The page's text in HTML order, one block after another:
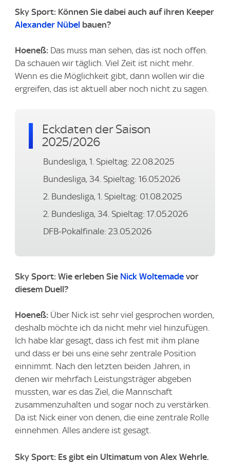
Sky Sport: Können Sie dabei auch auf ihren Keeper
Alexander Nübel bauen?
Hoeneß: Das muss man sehen, das ist noch offen.
Da schauen wir täglich. Viel Zeit ist nicht mehr.
Wenn es die Möglichkeit gibt, dann wollen wir die
ergreifen, das ist aktuell aber noch nicht zu sagen.
Eckdaten der Saison
2025/2026
Bundesliga, 1. Spieltag: 22.08.2025
Bundesliga, 34. Spieltag: 16.05.2026
2. Bundesliga, 1. Spieltag: 01.08.2025
2. Bundesliga, 34. Spieltag: 17.05.2026
DFB-Pokalfinale: 23.05.2026
Sky Sport: Wie erleben Sie Nick Woltemade vor
diesem Duell?
Hoeneß: Über Nick ist sehr viel gesprochen worden,
deshalb möchte ich da nicht mehr viel hinzufügen.
Ich habe klar gesagt, dass ich fest mit ihm plane
und dass er bei uns eine sehr zentrale Position
einnimmt. Nach den letzten beiden Jahren, in
denen wir mehrfach Leistungsträger abgeben
mussten, war es das Ziel, die Mannschaft
zusammenzuhalten und sogar noch zu verstärken.
Da ist Nick einer von denen, die eine zentrale Rolle
einnehmen. Alles andere ist gesagt.
Sky Sport: Es gibt ein Ultimatum von Alex Wehrle.